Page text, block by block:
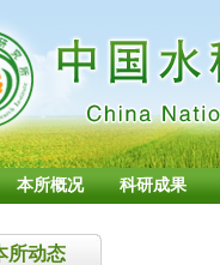
本所概况 科研成果
所动态